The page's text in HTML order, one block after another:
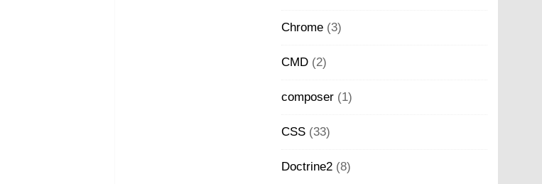
Chrome (3)
CMD (2)
composer (1)
CSS (33)
Doctrine2 (8)